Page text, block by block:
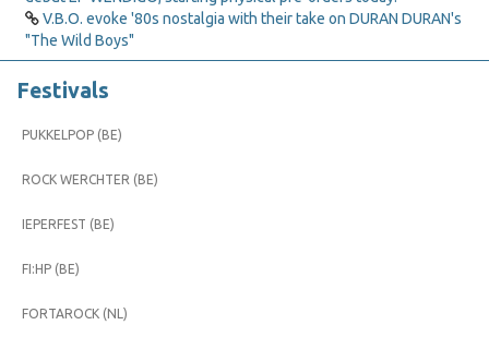
V.B.O. evoke '80s nostalgia with their take on DURAN DURAN's
"The Wild Boys"
Festivals
PUKKELPOP (BE)
ROCK WERCHTER (BE)
IEPERFEST (BE)
FI:HP (BE)
FORTAROCK (NL)